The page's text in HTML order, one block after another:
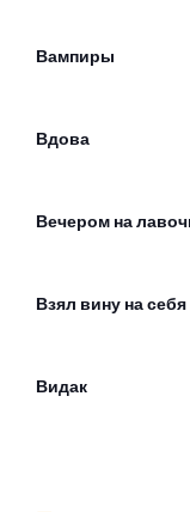
Вампиры
Вдова
Вечером на
Взял вину на себя
Видак